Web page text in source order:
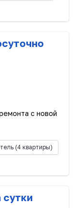
с новой
(4 квартиры)
сутки